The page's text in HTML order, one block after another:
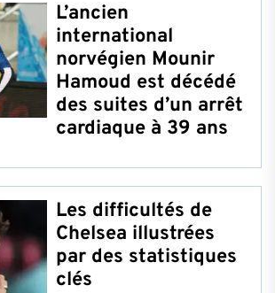
L’ancien
international
norvégien Mounir
Hamoud est décédé
des suites d’un arrêt
cardiaque à 39 ans
Les difficultés de
Chelsea illustrées
par des statistiques
clés